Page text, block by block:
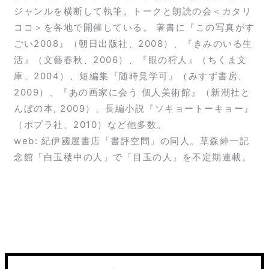
ジャンルを横断して執筆。
トークと朗読の会＜カタリ
ココ＞ を各地で開催している。 著書に『この写真がす
ごい2008』（朝日出版社、2008）、『きみのいる生
活』（文藝春秋、2006）、『眼の狩人』（ちくま文
庫、2004）、短編集『随時見学可』（みすず書房、
2009）、『あの画家に会う 個人美術館』（新潮社と
んぼの本, 2009）、長編小説『ソキョートーキョー』
（ポプラ社、2010）など他多数。
web: 紀伊國屋書店「書評空間」の同人。草森紳一記
念館「白玉楼中の人」で「目玉の人」を不定期連載。